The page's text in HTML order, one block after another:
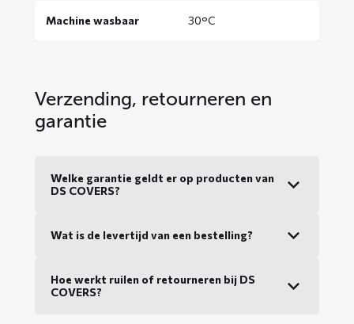
Machine wasbaar 30°C
Verzending, retourneren en
garantie
Welke garantie geldt er op producten van
DS COVERS?
Wat is de levertijd van een bestelling?
Hoe werkt ruilen of retourneren bij DS
COVERS?